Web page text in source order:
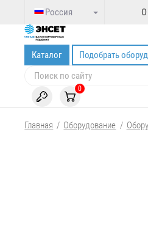
Россия
Каталог Подобрать
0
Главная / Оборудование /